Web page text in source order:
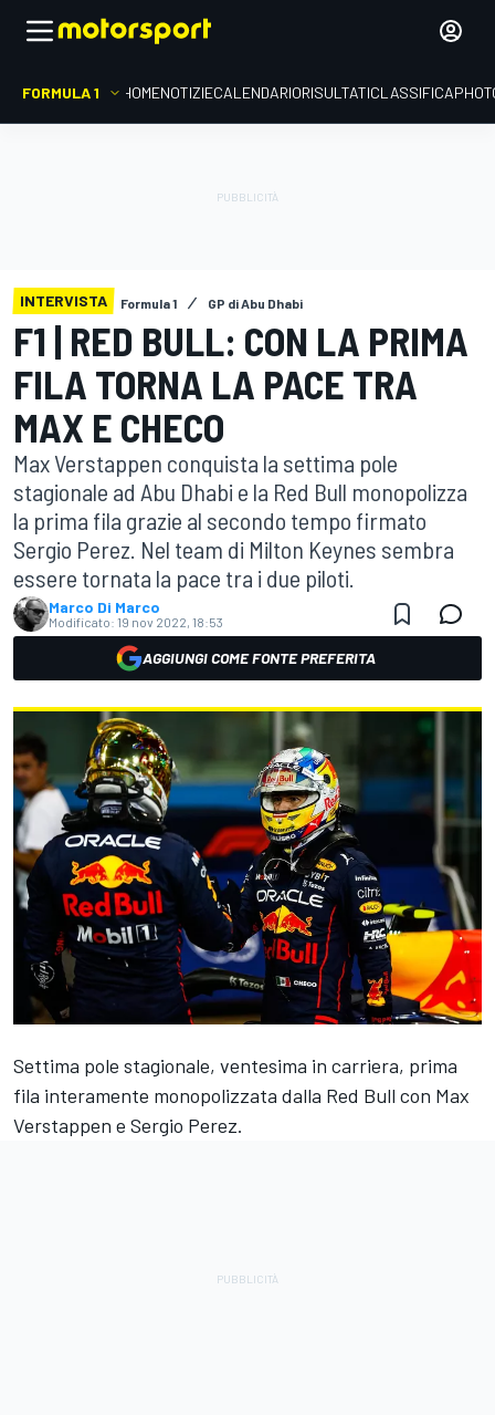
FORMULA 1 HOMENOTIZIECALENDARIORISULTATICLASSIFICA
INTERVISTA Formula 1 GP di Abu Dhabi
F1 | RED BULL: CON LA PRIMA
FILA TORNA LA PACE TRA
MAX E CHECO
Max Verstappen conquista la settima pole
stagionale ad Abu Dhabi e la Red Bull monopolizza
la prima fila grazie al secondo tempo firmato
Sergio Perez. Nel team di Milton Keynes sembra
essere tornata la pace tra i due piloti.
Marco Di Marco
Modificato: 19 nov 2022, 18:53
AGGIUNGI COME FONTE PREFERITA
Settima pole stagionale, ventesima in carriera, prima
fila interamente monopolizzata dalla Red Bull con Max
Verstappen e Sergio Perez.